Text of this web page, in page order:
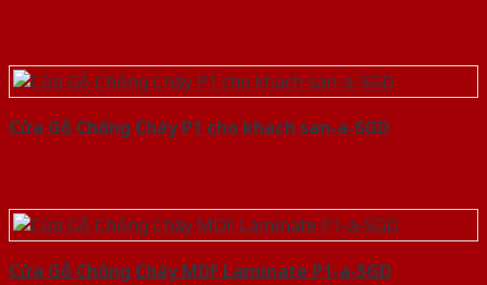
Cửa Gỗ Chống Cháy P1 cho khach san-a-SGD
Cửa Gỗ Chống Cháy MDF Laminate P1-a-SGD